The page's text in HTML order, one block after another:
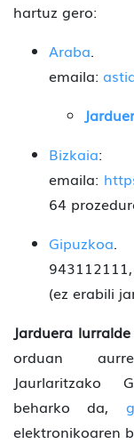
hartuz gero:
Araba.
emaila:
Bizkaia:
emaila:
64
Gipuzkoa.
(ez erabili
Jarduera
orduan
Jaurlaritzako
beharko da,
elektronikoaren